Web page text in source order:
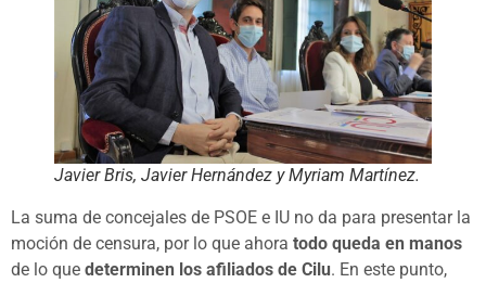
Javier Bris, Javier Hernández y Myriam Martínez.
La suma de concejales de PSOE e IU no da para presentar la
moción de censura, por lo que ahora todo queda en manos
de lo que determinen los afiliados de Cilu. En este punto,